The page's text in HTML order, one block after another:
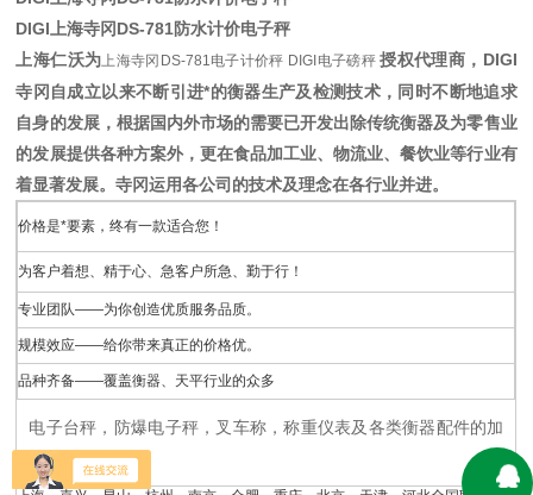
DIGI上海寺冈DS-781防水计价电子秤
上海仁沃为上海寺冈DS-781电子计价秤 DIGI电子磅秤授权代理商，DIGI
寺冈自成立以来不断引进*的衡器生产及检测技术，同时不断地追求
自身的发展，根据国内外市场的需要已开发出除传统衡器及为零售业
的发展提供各种方案外，更在食品加工业、物流业、餐饮业等行业有
着显著发展。寺冈运用各公司的技术及理念在各行业并进。
价格是*要素，终有一款适合您！
为客户着想、精于心、急客户所急、勤于行！
专业团队——为你创造优质服务品质。
规模效应——给你带来真正的价格优。
品种齐备——覆盖衡器、天平行业的众多
电子台秤，防爆电子秤，叉车称，称重仪表及各类衡器配件的加
工制造及维修；